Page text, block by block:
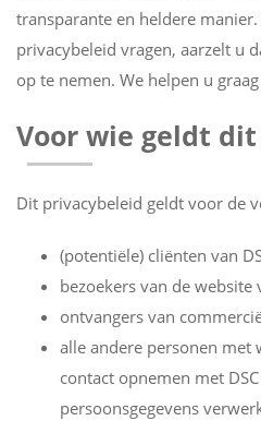
transparante en heldere
privacybeleid vragen, aarzelt u
op te nemen. We helpen u
Voor wie geldt
Dit privacybeleid geldt voor de
(potentiële) cliënten van
bezoekers van de website
ontvangers van
alle andere personen met
contact opnemen met
persoonsgegevens